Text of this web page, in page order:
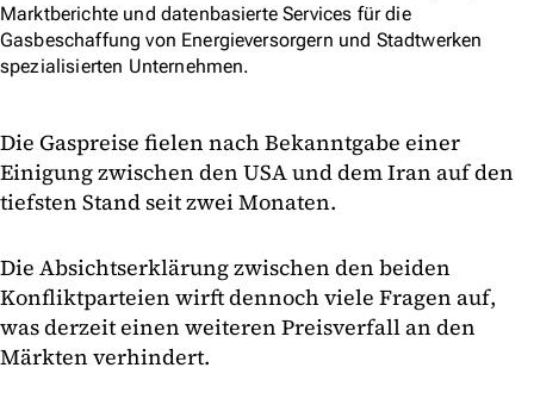
Marktberichte und datenbasierte Services für die
Gasbeschaffung von Energieversorgern und Stadtwerken
spezialisierten Unternehmen.
Die Gaspreise fielen nach Bekanntgabe einer
Einigung zwischen den USA und dem Iran auf den
tiefsten Stand seit zwei Monaten.
Die Absichtserklärung zwischen den beiden
Konfliktparteien wirft dennoch viele Fragen auf,
was derzeit einen weiteren Preisverfall an den
Märkten verhindert.